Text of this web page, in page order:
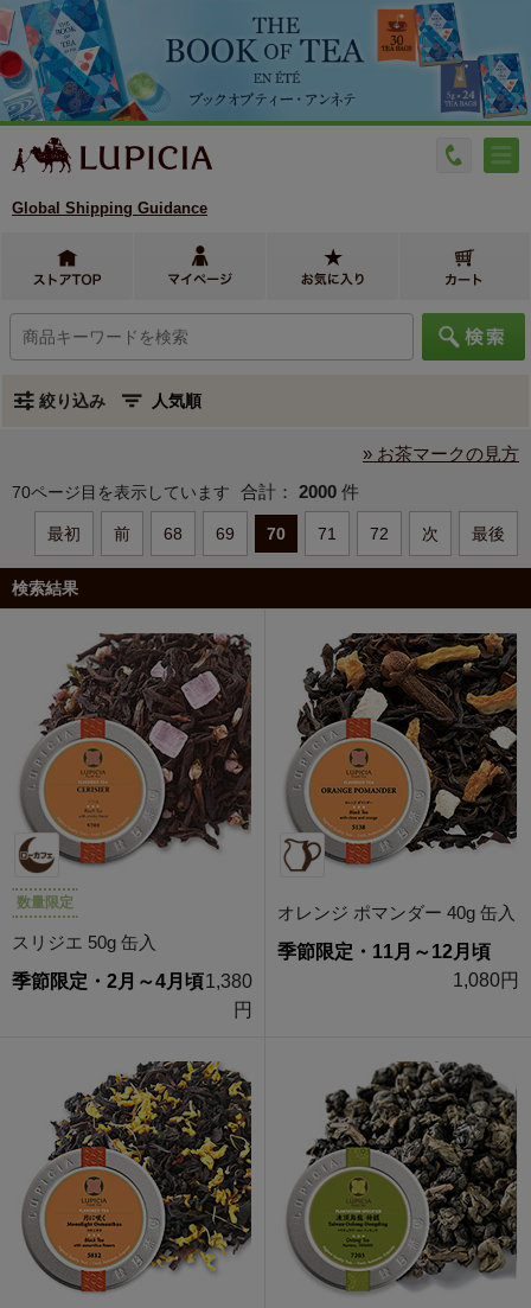
Global Shipping Guidance
絞り込み
» お茶マークの見方
70ページ目を表示しています 合計： 2000 件
最初 前 68 69 70 71 72 次 最後
検索結果
数量限定
スリジエ 50g 缶入
季節限定・2月～4月頃1,380
円
オレンジ ポマンダー 40g 缶入
季節限定・11月～12月頃
1,080円